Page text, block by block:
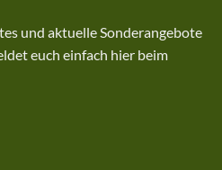
und aktuelle Sonderangebote
euch einfach hier beim